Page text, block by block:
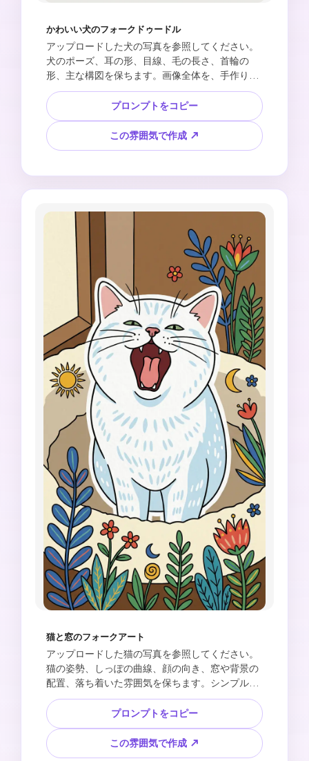
かわいい犬のフォークドゥードル
アップロードした犬の写真を参照してください。
犬のポーズ、耳の形、目線、毛の長さ、首輪の
形、主な構図を保ちます。画像全体を、手作り感
のあるフラットな形、元写真とは異なる明るい
色、シンプルな毛柄、フォークアート風の花、小
さな太陽マーク、白い紙の背景で構成されたドゥ
ードルイラストに変換してください。かわいく、
素朴で、ステッカーにしやすい印象にします。1:1
鼻、怖い歯、不要な文字、ロゴは入れないでくだ
さい。
プロンプトをコピー
この雰囲気で作成 ↗
猫と窓のフォークアート
アップロードした猫の写真を参照してください。
猫の姿勢、しっぽの曲線、顔の向き、窓や背景の
配置、落ち着いた雰囲気を保ちます。シンプルな
猫の形、明るい新しい配色、手描き風の少し不完
全な輪郭、植物のドゥードル、月または太陽のモ
チーフ、小さな花、白い紙を切り貼りしたような
質感で、フラットなフォークアート風イラストを
作成してください。甘く穏やかで、写真のように
プロンプトをコピー
この雰囲気で作成 ↗